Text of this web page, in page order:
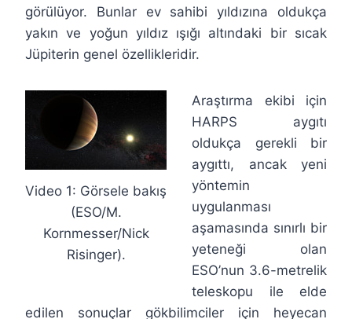
görülüyor. Bunlar ev sahibi yıldızına oldukça
yakın ve yoğun yıldız ışığı altındaki bir sıcak
Jüpiterin genel özellikleridir.
Video 1: Görsele bakış
(ESO/M.
Kornmesser/Nick
Risinger).
Araştırma ekibi için
HARPS aygıtı
oldukça gerekli bir
aygıttı, ancak yeni
yöntemin
uygulanması
aşamasında sınırlı bir
yeteneği olan
ESO’nun 3.6-metrelik
teleskopu ile elde
edilen sonuçlar gökbilimciler için heyecan